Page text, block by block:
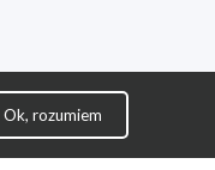
Ok, rozumiem